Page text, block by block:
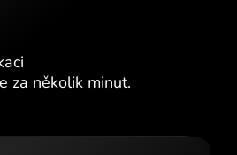
za několik minut.